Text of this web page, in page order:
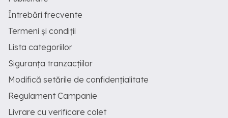
Întrebări frecvente
Termeni și condiții
Lista categoriilor
Siguranța tranzacțiilor
Modifică setările de confidențialitate
Regulament Campanie
Livrare cu verificare colet